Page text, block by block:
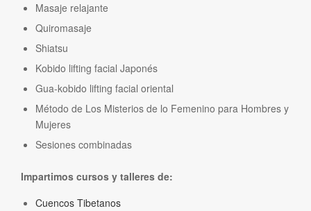
Masaje relajante
Quiromasaje
Shiatsu
Kobido lifting facial Japonés
Gua-kobido lifting facial oriental
Método de Los Misterios de lo Femenino para Hombres y
Mujeres
Sesiones combinadas
Impartimos cursos y talleres de:
Cuencos Tibetanos